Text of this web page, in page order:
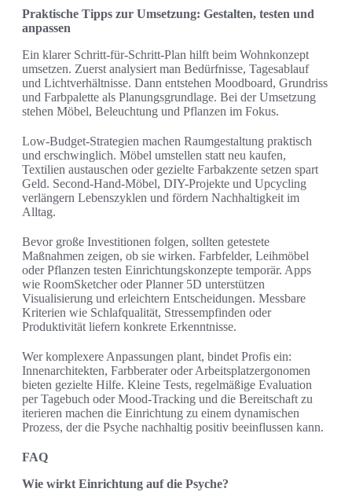
Praktische Tipps zur Umsetzung: Gestalten, testen und
anpassen
Ein klarer Schritt-für-Schritt-Plan hilft beim Wohnkonzept
umsetzen. Zuerst analysiert man Bedürfnisse, Tagesablauf
und Lichtverhältnisse. Dann entstehen Moodboard, Grundriss
und Farbpalette als Planungsgrundlage. Bei der Umsetzung
stehen Möbel, Beleuchtung und Pflanzen im Fokus.
Low-Budget-Strategien machen Raumgestaltung praktisch
und erschwinglich. Möbel umstellen statt neu kaufen,
Textilien austauschen oder gezielte Farbakzente setzen spart
Geld. Second-Hand-Möbel, DIY-Projekte und Upcycling
verlängern Lebenszyklen und fördern Nachhaltigkeit im
Alltag.
Bevor große Investitionen folgen, sollten getestete
Maßnahmen zeigen, ob sie wirken. Farbfelder, Leihmöbel
oder Pflanzen testen Einrichtungskonzepte temporär. Apps
wie RoomSketcher oder Planner 5D unterstützen
Visualisierung und erleichtern Entscheidungen. Messbare
Kriterien wie Schlafqualität, Stressempfinden oder
Produktivität liefern konkrete Erkenntnisse.
Wer komplexere Anpassungen plant, bindet Profis ein:
Innenarchitekten, Farbberater oder Arbeitsplatzergonomen
bieten gezielte Hilfe. Kleine Tests, regelmäßige Evaluation
per Tagebuch oder Mood-Tracking und die Bereitschaft zu
iterieren machen die Einrichtung zu einem dynamischen
Prozess, der die Psyche nachhaltig positiv beeinflussen kann.
FAQ
Wie wirkt Einrichtung auf die Psyche?